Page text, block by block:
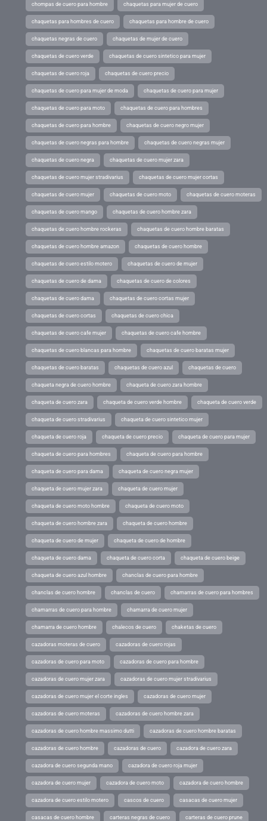
chompas de cuero para hombre chaquetas para mujer de cuero
chaquetas para hombres de cuero chaquetas para hombre de cuero
chaquetas negras de cuero chaquetas de mujer de cuero
chaquetas de cuero verde chaquetas de cuero sintetico para mujer
chaquetas de cuero roja chaquetas de cuero precio
chaquetas de cuero para mujer de moda chaquetas de cuero para mujer
chaquetas de cuero para moto chaquetas de cuero para hombres
chaquetas de cuero para hombre chaquetas de cuero negro mujer
chaquetas de cuero negras para hombre chaquetas de cuero negras mujer
chaquetas de cuero negra chaquetas de cuero mujer zara
chaquetas de cuero mujer stradivarius chaquetas de cuero mujer cortas
chaquetas de cuero mujer chaquetas de cuero moto chaquetas de cuero moteras
chaquetas de cuero mango chaquetas de cuero hombre zara
chaquetas de cuero hombre rockeras chaquetas de cuero hombre baratas
chaquetas de cuero hombre amazon chaquetas de cuero hombre
chaquetas de cuero estilo motero chaquetas de cuero de mujer
chaquetas de cuero de dama chaquetas de cuero de colores
chaquetas de cuero dama chaquetas de cuero cortas mujer
chaquetas de cuero cortas chaquetas de cuero chica
chaquetas de cuero cafe mujer chaquetas de cuero cafe hombre
chaquetas de cuero blancas para hombre chaquetas de cuero baratas mujer
chaquetas de cuero baratas chaquetas de cuero azul chaquetas de cuero
chaqueta negra de cuero hombre chaqueta de cuero zara hombre
chaqueta de cuero zara chaqueta de cuero verde hombre chaqueta de cuero verde
chaqueta de cuero stradivarius chaqueta de cuero sintetico mujer
chaqueta de cuero roja chaqueta de cuero precio chaqueta de cuero para mujer
chaqueta de cuero para hombres chaqueta de cuero para hombre
chaqueta de cuero para dama chaqueta de cuero negra mujer
chaqueta de cuero mujer zara chaqueta de cuero mujer
chaqueta de cuero moto hombre chaqueta de cuero moto
chaqueta de cuero hombre zara chaqueta de cuero hombre
chaqueta de cuero de mujer chaqueta de cuero de hombre
chaqueta de cuero dama chaqueta de cuero corta chaqueta de cuero beige
chaqueta de cuero azul hombre chanclas de cuero para hombre
chanclas de cuero hombre chanclas de cuero chamarras de cuero para hombres
chamarras de cuero para hombre chamarra de cuero mujer
chamarra de cuero hombre chalecos de cuero chaketas de cuero
cazadoras moteras de cuero cazadoras de cuero rojas
cazadoras de cuero para moto cazadoras de cuero para hombre
cazadoras de cuero mujer zara cazadoras de cuero mujer stradivarius
cazadoras de cuero mujer el corte ingles cazadoras de cuero mujer
cazadoras de cuero moteras cazadoras de cuero hombre zara
cazadoras de cuero hombre massimo dutti cazadoras de cuero hombre baratas
cazadoras de cuero hombre cazadoras de cuero cazadora de cuero zara
cazadora de cuero segunda mano cazadora de cuero roja mujer
cazadora de cuero mujer cazadora de cuero moto cazadora de cuero hombre
cazadora de cuero estilo motero cascos de cuero casacas de cuero mujer
casacas de cuero hombre carteras negras de cuero carteras de cuero prune